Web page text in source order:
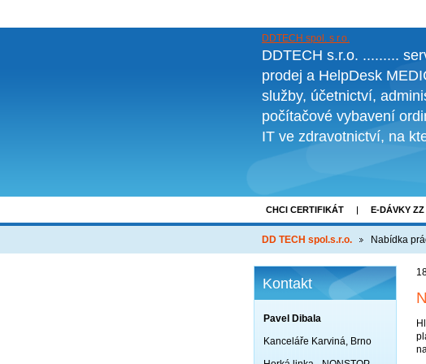
DDTECH spol. s r.o.
DDTECH s.r.o. .........
prodej a HelpDesk
služby, účetnictví,
počítačové vybavení
IT ve zdravotnictví, na
CHCI CERTIFIKÁT E-DÁVKY ZZ
NOVINKY O FIRMĚ
DD TECH spol.s.r.o. Nabídka
Kontakt
Pavel Dibala
Kanceláře Karviná, Brno